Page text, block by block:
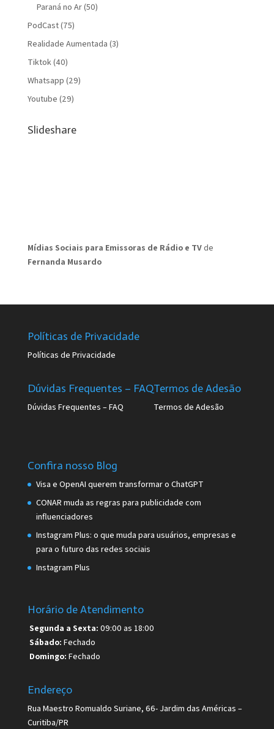
Paraná no Ar(50)
PodCast(75)
Realidade Aumentada (3)
Tiktok(40)
Whatsapp (29)
Youtube (29)
Slideshare
Mídias Sociais para Emissoras de Rádio e TVde
Fernanda Musardo
Políticas de Privacidade
Políticas de Privacidade
Dúvidas Frequentes – FAQ
Dúvidas Frequentes – FAQ
Termos de Adesão
Termos de Adesão
Confira nosso Blog
Visa e OpenAI querem transformar o ChatGPT
CONAR muda as regras para publicidade com
influenciadores
Instagram Plus: o que muda para usuários, empresas e
para o futuro das redes sociais
Instagram Plus
Horário de Atendimento
Segunda a Sexta: 09:00 as 18:00
Sábado: Fechado
Domingo: Fechado
Endereço
Rua Maestro Romualdo Suriane, 66- Jardim das Américas –
Curitiba/PR